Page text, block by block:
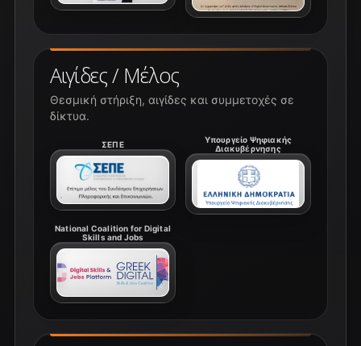
Αιγίδες / Μέλος
Θεσμική στήριξη, αιγίδες και συμμετοχές σε
δίκτυα.
ΣΕΠΕ
Υπουργείο Ψηφιακής
Διακυβέρνησης
National Coalition for Digital
Skills and Jobs